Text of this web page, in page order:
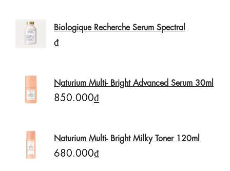
Biologique Recherche Serum Spectral
₫
Naturium Multi- Bright Advanced Serum 30ml
850.000₫
Naturium Multi- Bright Milky Toner 120ml
680.000₫